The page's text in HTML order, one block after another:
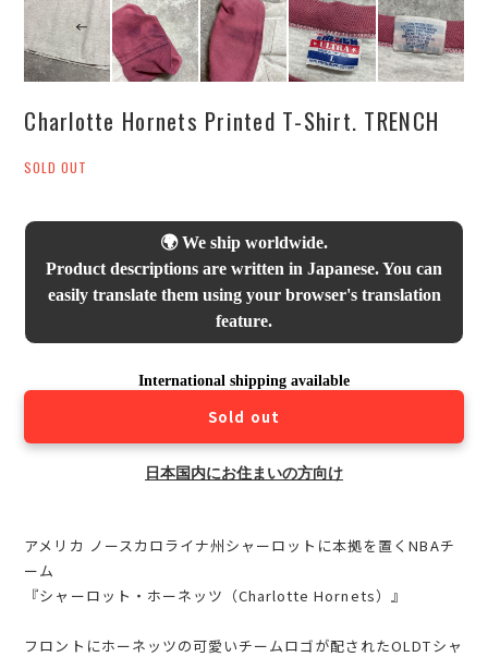
Charlotte Hornets Printed T-Shirt. TRENCH
SOLD OUT
🌍 We ship worldwide.
Product descriptions are written in Japanese. You can
easily translate them using your browser's translation
feature.
International shipping available
Sold out
日本国内にお住まいの方向け
アメリカ ノースカロライナ州シャーロットに本拠を置くNBAチ
ーム
『シャーロット・ホーネッツ（Charlotte Hornets）』
フロントにホーネッツの可愛いチームロゴが配されたOLDTシャ